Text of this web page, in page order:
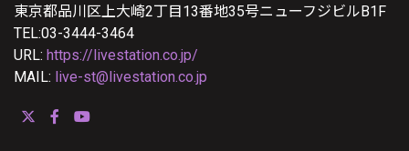
東京都品川区上大崎2丁目13番地35号ニューフジビルB1F
TEL:03-3444-3464
URL: https://livestation.co.jp/
MAIL: live-st@livestation.co.jp